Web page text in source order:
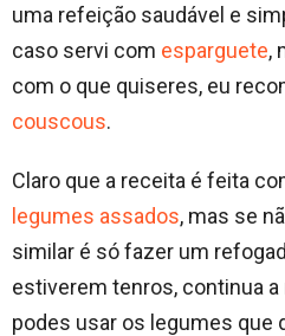
uma refeição saudável e
caso servi com esparguete,
com o que quiseres, eu
couscous.
Claro que a receita é feita
legumes assados, mas se
similar é só fazer um
estiverem tenros, continua a
podes usar os legumes que